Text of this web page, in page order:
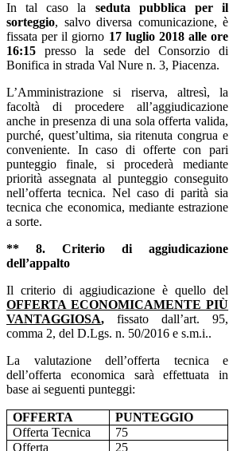
In tal caso la seduta pubblica per il
sorteggio, salvo diversa comunicazione, è
fissata per il giorno 17 luglio 2018 alle ore
16:15 presso la sede del Consorzio di
Bonifica in strada Val Nure n. 3, Piacenza.
L’Amministrazione si riserva, altresì, la
facoltà di procedere all’aggiudicazione
anche in presenza di una sola offerta valida,
purché, quest’ultima, sia ritenuta congrua e
conveniente. In caso di offerte con pari
punteggio finale, si procederà mediante
priorità assegnata al punteggio conseguito
nell’offerta tecnica. Nel caso di parità sia
tecnica che economica, medianteestrazione
a sorte.
** 8. Criterio di aggiudicazione
dell’appalto
Il criterio di aggiudicazione è quello del
OFFERTA ECONOMICAMENTE PIÙ
VANTAGGIOSA, fissato dall’art. 95,
comma 2, del D.Lgs. n. 50/2016 e s.m.i..
La valutazione dell’offerta tecnica e
dell’offerta economica sarà effettuata in
base ai seguenti punteggi:
OFFERTA
PUNTEGGIO
Offerta Tecnica
75
Offerta
25